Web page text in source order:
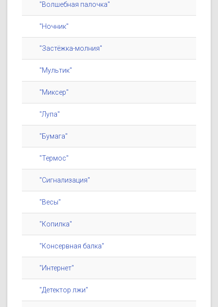
"Волшебная палочка"
"Ночник"
"Застёжка-молния"
"Мультик"
"Миксер"
"Лупа"
"Бумага"
"Термос"
"Сигнализация"
"Весы"
"Копилка"
"Консервная балка"
"Интернет"
"Детектор лжи"